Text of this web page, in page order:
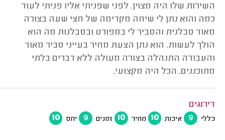
השירות שלו היה מצוין. לפני שפניתי אליו פניתי לעוד
כמה והוא נתן לי שיחה מקדימה של חצי שעה בצורה
מאוד סבלנית והסביר לי במפורט ובסבלנות מה הוא
הולך לעשות. הוא נתן הצעת מחיר בעייני סביר מאוד
והעבודה התנהלה בצורה מעולה ללא דברים בלתי
מתוכננים. הכל היה מקצועי.
דירוגים
כללי 9 איכות 10 מחיר 10 זמנים 9 יחס 10